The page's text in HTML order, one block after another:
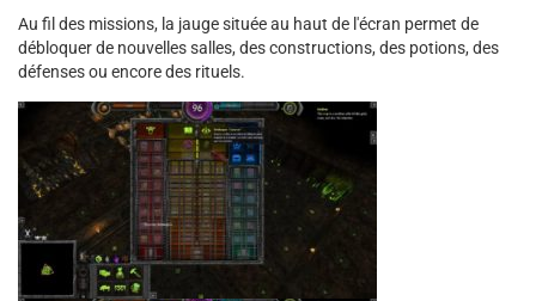
Au fil des missions, la jauge située au haut de l'écran permet de
débloquer de nouvelles salles, des constructions, des potions, des
défenses ou encore des rituels.